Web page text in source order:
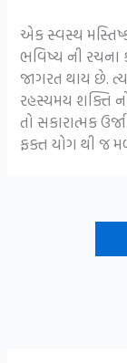
એક સ્વસ્થ
ભવિષ્ય ની રચના
જાગરત થાય છે.
રહસ્યમય શક્તિ
તો સકારાત્મક
ફક્ત યોગ થી જ